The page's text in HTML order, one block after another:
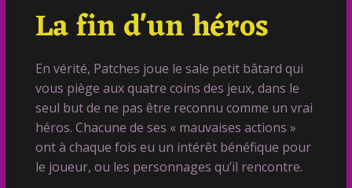
La fin d'un héros
En vérité, Patches joue le sale petit bâtard qui
vous piège aux quatre coins des jeux, dans le
seul but de ne pas être reconnu comme un vrai
héros. Chacune de ses « mauvaises actions »
ont à chaque fois eu un intérêt bénéfique pour
le joueur, ou les personnages qu’il rencontre.